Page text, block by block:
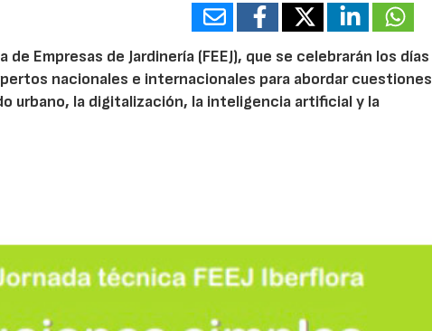
Empresas de Jardinería (FEEJ), que se celebrarán los días
nacionales e internacionales para abordar cuestiones
urbano, la digitalización, la inteligencia artificial y la